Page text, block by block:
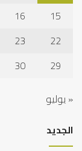
15
16
22
23
29
30
« يوليو
الجديد